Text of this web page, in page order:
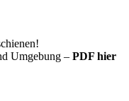
Umgebung – PDF hier